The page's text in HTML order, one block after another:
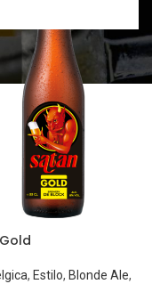
, Estilo, Blonde Ale,